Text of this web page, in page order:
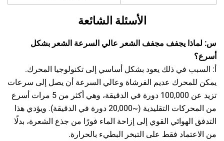
الأسئلة الشائعة
س: لماذا يجفف مجفف الشعر عالي السرعة الشعر بشكل
أسرع؟
أ: السبب في ذلك يعود بشكل أساسي إلى تكنولوجيا المحرك.
يمكن للمحرك عديم الفرشاة وعالي السرعة أن يصل إلى سرعات
تزيد عن 100,000 دورة في الدقيقة، وهي أكثر من 5 مرات أسرع
من المحركات التقليدية (~20,000 دورة في الدقيقة). ويؤدي هذا
التدفق الهوائي القوي إلى إزاحة الماء فورًا من جذع الشعرة، بدلًا
من الاعتماد فقط على التبخر البطيء بالحرارة.